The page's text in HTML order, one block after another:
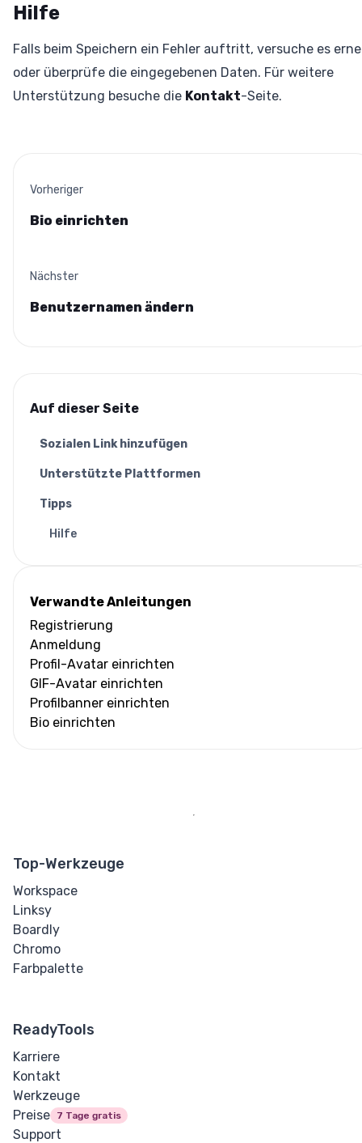
Hilfe
Falls beim Speichern ein Fehler auftritt, versuche es
oder überprüfe die eingegebenen Daten. Für weitere
Unterstützung besuche die Kontakt-Seite.
Vorheriger
Bio einrichten
Nächster
Benutzernamen ändern
Auf dieser Seite
Sozialen Link hinzufügen
Unterstützte Plattformen
Tipps
Hilfe
Verwandte Anleitungen
Registrierung
Anmeldung
Profil-Avatar einrichten
GIF-Avatar einrichten
Profilbanner einrichten
Bio einrichten
Top-Werkzeuge
Workspace
Linksy
Boardly
Chromo
Farbpalette
ReadyTools
Karriere
Kontakt
Werkzeuge
Preise
7 Tage gratis
Support